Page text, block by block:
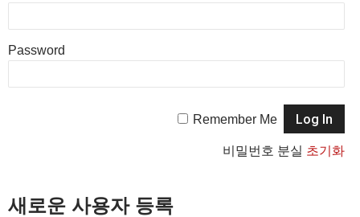
Password
Remember Me
비밀번호 분실 초기화
새로운 사용자 등록